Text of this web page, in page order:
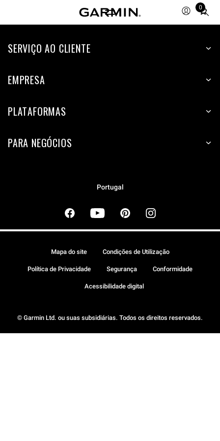
0
Total
SERVIÇO AO CLIENTE
EMPRESA
PLATAFORMAS
PARA NEGÓCIOS
Portugal
© Garmin Ltd. ou suas subsidiárias. Todos os direitos reservados.
Mapa do site Condições de Utilização
Política de Privacidade Segurança Conformidade
Acessibilidade digital